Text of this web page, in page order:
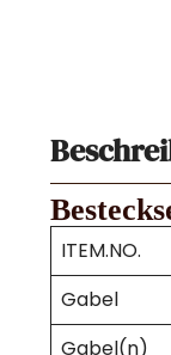
ITEM.NO.
Gabel
Gabel(n)